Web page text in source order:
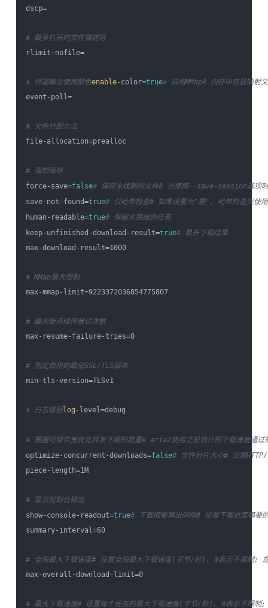
dscp=
# 最多打开的文件描述符
rlimit-nofile=
# 终端输出使用颜色enable-color=true# 启用MMap# 内存中存放映
event-poll=
# 文件分配方法
file-allocation=prealloc
# 强制保存
force-save=false# 保存未找到的文件# 当使用--save-session选项时,
save-not-found=true# 仅哈希检查# 如果设置为"是", 哈希检查完
human-readable=true# 保留未完成的任务
keep-unfinished-download-result=true# 最多下载结果
max-download-result=1000
# MMap最大限制
max-mmap-limit=9223372036854775807
# 最大断点续传尝试次数
max-resume-failure-tries=0
# 指定启用的最低SSL/TLS版本
min-tls-version=TLSv1
# 日志级别log -level=debug
# 根据可用带宽优化并发下载的数量# aria2使用之前统计的下载速度通过
optimize-concurrent-downloads=false# 文件分片大小# 设置
piece-length=1M
# 显示控制台输出
show-console-readout=true# 下载摘要输出间隔# 设置下载进度摘要
summary-interval=60
# 全局最大下载速度# 设置全局最大下载速度(字节/秒). 0表示不限制;
max-overall-download-limit=0
# 最大下载速度# 设置每个任务的最大下载速度(字节/秒), 0表示不限制;